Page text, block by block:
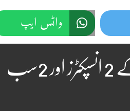
واٹس ایپ
کرپشن اورناقص تفتیش کا الزام،ایف آئی اے کے 2 انسپکٹرز اور 2سب